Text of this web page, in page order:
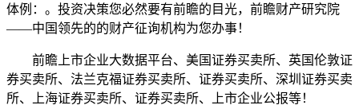
体例：。投资决策您必然要有前瞻的目光，前瞻财产研究院
——中国领先的的财产征询机构为您办事！
前瞻上市企业大数据平台、美国证券买卖所、英国伦敦证
券买卖所、法兰克福证券买卖所、证券买卖所、深圳证券买卖
所、上海证券买卖所、证券买卖所、上市企业公报等！